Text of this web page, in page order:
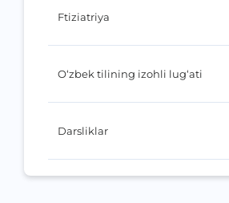
Ftiziatriya
O‘zbek tilining izohli lug‘ati
Darsliklar